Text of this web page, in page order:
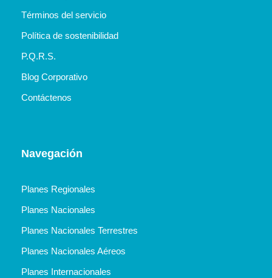
Términos del servicio
Política de sostenibilidad
P.Q.R.S.
Blog Corporativo
Contáctenos
Navegación
Planes Regionales
Planes Nacionales
Planes Nacionales Terrestres
Planes Nacionales Aéreos
Planes Internacionales